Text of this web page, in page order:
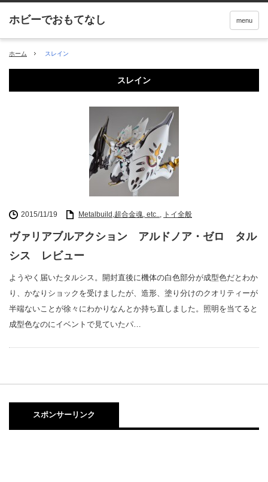
menu
ホーム スレイン
スレイン
2015/11/19 Metalbuild,超合金魂, etc.., トイ全般
ヴァリアブルアクション アルドノア・ゼロ タル
シス レビュー
ようやく届いたタルシス。開封直後に機体の白色部分が成型色だとわか
り、かなりショックを受けましたが、造形、塗り分けのクオリティーが
半端ないことが徐々にわかりなんとか持ち直しました。照明を当てると
成型色なのにイベントで見ていたパ…
スポンサーリンク